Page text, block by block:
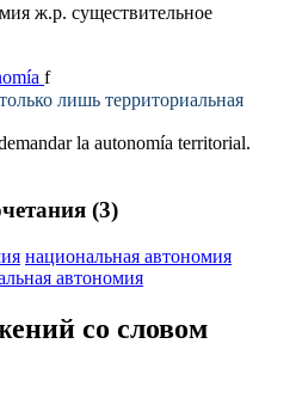
ж.р. существительное
f
лишь территориальная
la autonomía territorial.
(3)
национальная автономия
автономия
со словом